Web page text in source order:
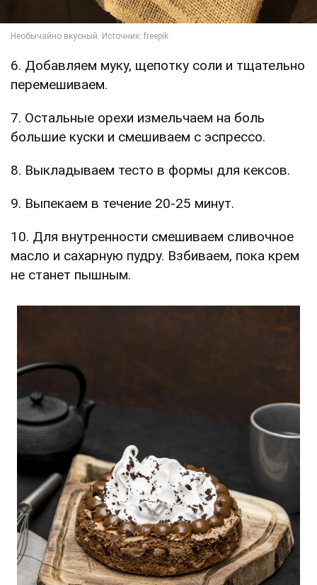
6. Добавляем муку, щепотку соли и тщательно
перемешиваем.
7. Остальные орехи измельчаем на боль
большие куски и смешиваем с эспрессо.
8. Выкладываем тесто в формы для кексов.
9. Выпекаем в течение 20-25 минут.
10. Для внутренности смешиваем сливочное
масло и сахарную пудру. Взбиваем, пока крем
не станет пышным.